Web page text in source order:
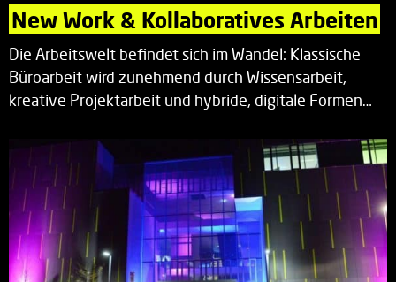
New Work & Kollaboratives Arbeiten
Die Arbeitswelt befindet sich im Wandel: Klassische
Büroarbeit wird zunehmend durch Wissensarbeit,
kreative Projektarbeit und hybride, digitale Formen…